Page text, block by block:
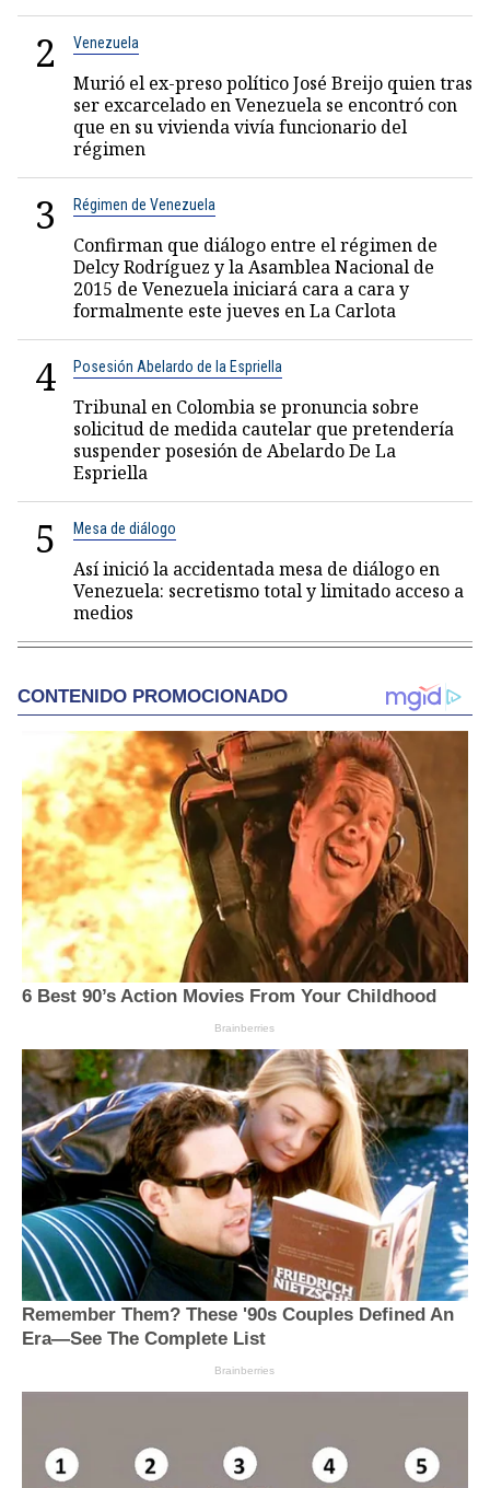
2 Venezuela
Murió el ex-preso político José Breijo quien tras
ser excarcelado en Venezuela se encontró con
que en su vivienda vivía funcionario del
régimen
3 Régimen de Venezuela
Confirman que diálogo entre el régimen de
Delcy Rodríguez y la Asamblea Nacional de
2015 de Venezuela iniciará cara a cara y
formalmente este jueves en La Carlota
4 Posesión Abelardo de la Espriella
Tribunal en Colombia se pronuncia sobre
solicitud de medida cautelar que pretendería
suspender posesión de Abelardo De La
Espriella
5 Mesa de diálogo
Así inició la accidentada mesa de diálogo en
Venezuela: secretismo total y limitado acceso a
medios